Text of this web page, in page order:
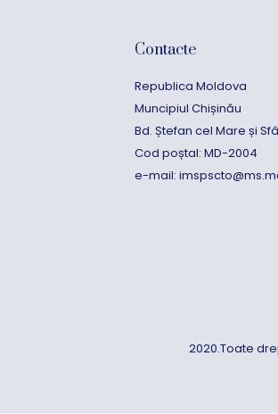
Contacte
Republica Moldova
Muncipiul Chișinău
Bd. Ștefan cel Mare și
Cod poștal: MD-2004
e-mail:
2020.Toate